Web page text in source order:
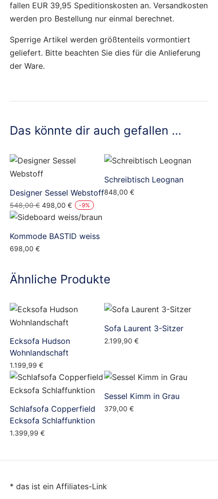
fallen EUR 39,95 Speditionskosten an. Versandkosten
werden pro Bestellung nur einmal berechnet.
Sperrige Artikel werden größtenteils vormontiert
geliefert. Bitte beachten Sie dies für die Anlieferung
der Ware.
Das könnte dir auch gefallen …
Designer Sessel Webstoff
548,00€ Ursprünglicher
Preis
548,00 €
498,00 €Aktueller
Preis
498,00 €.
-9%
Schreibtisch Leognan
848,00 €
Kommode BASTID weiss
698,00 €
Ähnliche Produkte
Ecksofa Hudson
Wohnlandschaft
1.199,99 €
Sofa Laurent 3-Sitzer
2.199,90 €
Schlafsofa Copperfield
Ecksofa Schlaffunktion
1.399,99 €
Sessel Kimm in Grau
379,00 €
* das ist ein Affiliates-Link